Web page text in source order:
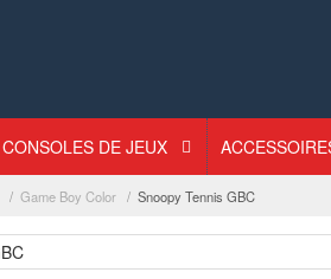
CONSOLES DE JEUX
Game Boy Color Snoopy Tennis GBC